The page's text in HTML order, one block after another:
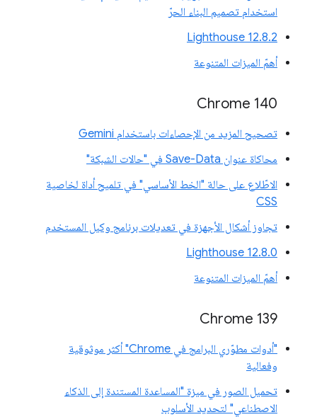
استخدام تصميم البناء الحرّ
‫Lighthouse 12.8.2
أهمّ الميزات المتنوعة
Chrome 140
تصحيح المزيد من الإحصاءات باستخدام Gemini
محاكاة عنوان Save-Data في "حالات الشبكة"
الاطّلاع على حالة "الخط الأساسي" في تلميح أداة لخاصية
CSS
تجاوز أشكال الأجهزة في تعديلات برنامج وكيل المستخدم
‫Lighthouse 12.8.0
أهمّ الميزات المتنوعة
‫Chrome 139
"أدوات مطوّري البرامج في Chrome" أكثر موثوقية
وفعالية
تحميل الصور في ميزة "المساعدة المستندة إلى الذكاء
الاصطناعي" لتحديد الأسلوب